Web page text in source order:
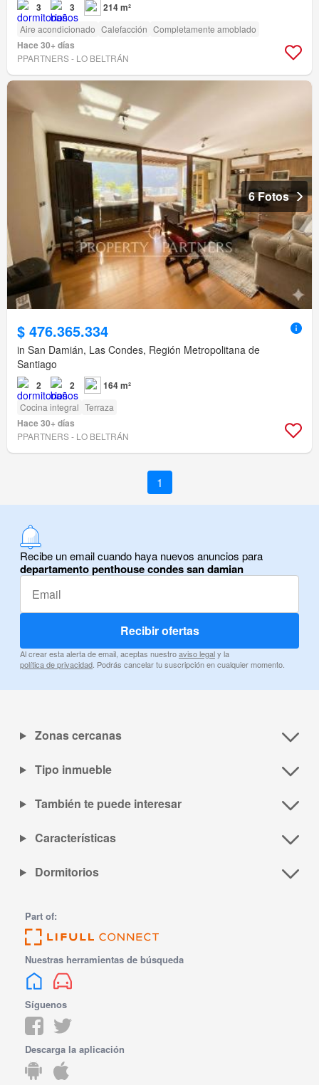
3 3 214 m²
Aire acondicionado Calefacción Completamente amoblado
Hace 30+ días
PPARTNERS - LO BELTRÁN
6 Fotos
$ 476.365.334
in San Damián, Las Condes, Región Metropolitana de
Santiago
2 2 164 m²
Cocina integral Terraza
Hace 30+ días
PPARTNERS - LO BELTRÁN
1
Recibe un email cuando haya nuevos anuncios para
departamento penthouse condes san damian
Recibir ofertas
Al crear esta alerta de email, aceptas nuestroaviso legaly la
política de privacidad . Podrás cancelar tu suscripción en cualquier momento.
Zonas cercanas
Tipo inmueble
También te puede interesar
Características
Dormitorios
Part of:
Nuestras herramientas de búsqueda
Síguenos
Descarga la aplicación